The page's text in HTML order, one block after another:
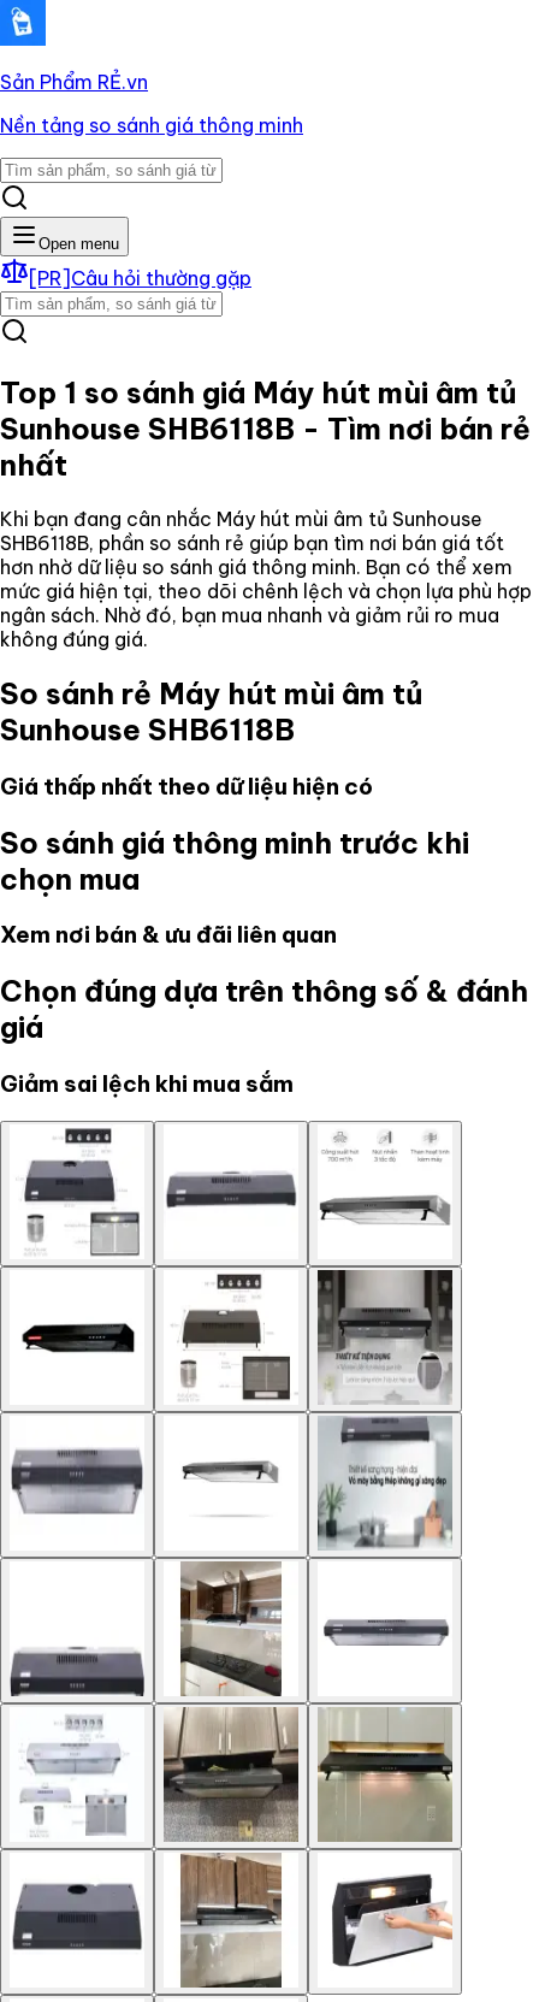
Sản Phẩm RẺ.vn
Nền tảng so sánh giá thông minh
Open menu
[PR] Câu hỏi thường gặp
Top 1 so sánh giá Máy hút mùi âm tủ
Sunhouse SHB6118B - Tìm nơi bán rẻ
nhất
Khi bạn đang cân nhắc Máy hút mùi âm tủ Sunhouse
SHB6118B, phần so sánh rẻ giúp bạn tìm nơi bán giá tốt
hơn nhờ dữ liệu so sánh giá thông minh. Bạn có thể xem
mức giá hiện tại, theo dõi chênh lệch và chọn lựa phù hợp
ngân sách. Nhờ đó, bạn mua nhanh và giảm rủi ro mua
không đúng giá.
So sánh rẻ Máy hút mùi âm tủ
Sunhouse SHB6118B
Giá thấp nhất theo dữ liệu hiện có
So sánh giá thông minh trước khi
chọn mua
Xem nơi bán & ưu đãi liên quan
Chọn đúng dựa trên thông số & đánh
giá
Giảm sai lệch khi mua sắm